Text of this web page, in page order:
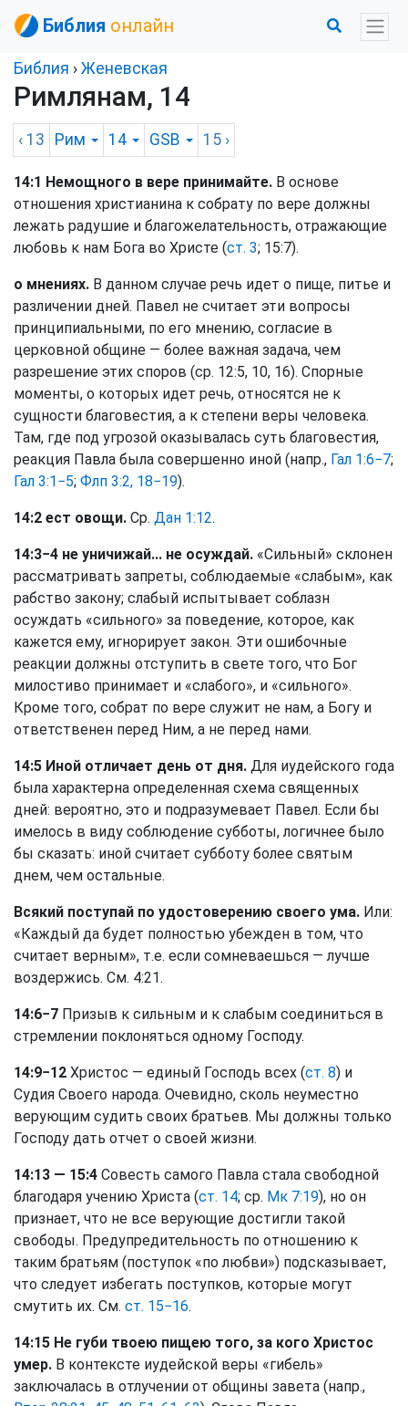
Библия онлайн
Библия › Женевская
Римлянам, 14
‹ 13 Рим 14 GSB 15 ›
14:1 Немощного в вере принимайте. В основе
отношения христианина к собрату по вере должны
лежать радушие и благожелательность, отражающие
любовь к нам Бога во Христе (ст. 3; 15:7).
о мнениях. В данном случае речь идет о пище, питье и
различении дней. Павел не считает эти вопросы
принципиальными, по его мнению, согласие в
церковной общине — более важная задача, чем
разрешение этих споров (ср. 12:5, 10, 16). Спорные
моменты, о которых идет речь, относятся не к
сущности благовестия, а к степени веры человека.
Там, где под угрозой оказывалась суть благовестия,
реакция Павла была совершенно иной (напр., Гал 1:6−7;
Гал 3:1−5; Флп 3:2, 18−19).
14:2 ест овощи. Ср. Дан 1:12.
14:3−4 не уничижай... не осуждай. «Сильный» склонен
рассматривать запреты, соблюдаемые «слабым», как
рабство закону; слабый испытывает соблазн
осуждать «сильного» за поведение, которое, как
кажется ему, игнорирует закон. Эти ошибочные
реакции должны отступить в свете того, что Бог
милостиво принимает и «слабого», и «сильного».
Кроме того, собрат по вере служит не нам, а Богу и
ответственен перед Ним, а не перед нами.
14:5 Иной отличает день от дня. Для иудейского года
была характерна определенная схема священных
дней: вероятно, это и подразумевает Павел. Если бы
имелось в виду соблюдение субботы, логичнее было
бы сказать: иной считает субботу более святым
днем, чем остальные.
Всякий поступай по удостоверению своего ума. Или:
«Каждый да будет полностью убежден в том, что
считает верным», т.е. если сомневаешься — лучше
воздержись. См. 4:21.
14:6−7 Призыв к сильным и к слабым соединиться в
стремлении поклоняться одному Господу.
14:9−12 Христос — единый Господь всех (ст. 8) и
Судия Своего народа. Очевидно, сколь неуместно
верующим судить своих братьев. Мы должны только
Господу дать отчет о своей жизни.
14:13 — 15:4 Совесть самого Павла стала свободной
благодаря учению Христа (ст. 14; ср. Мк 7:19), но он
признает, что не все верующие достигли такой
свободы. Предупредительность по отношению к
таким братьям (поступок «по любви») подсказывает,
что следует избегать поступков, которые могут
смутить их. См. ст. 15−16.
14:15 Не губи твоею пищею того, за кого Христос
умер. В контексте иудейской веры «гибель»
заключалась в отлучении от общины завета (напр.,